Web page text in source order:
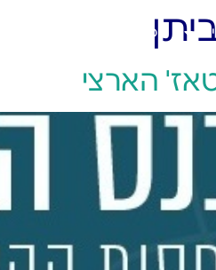
פתרונות
הארצי